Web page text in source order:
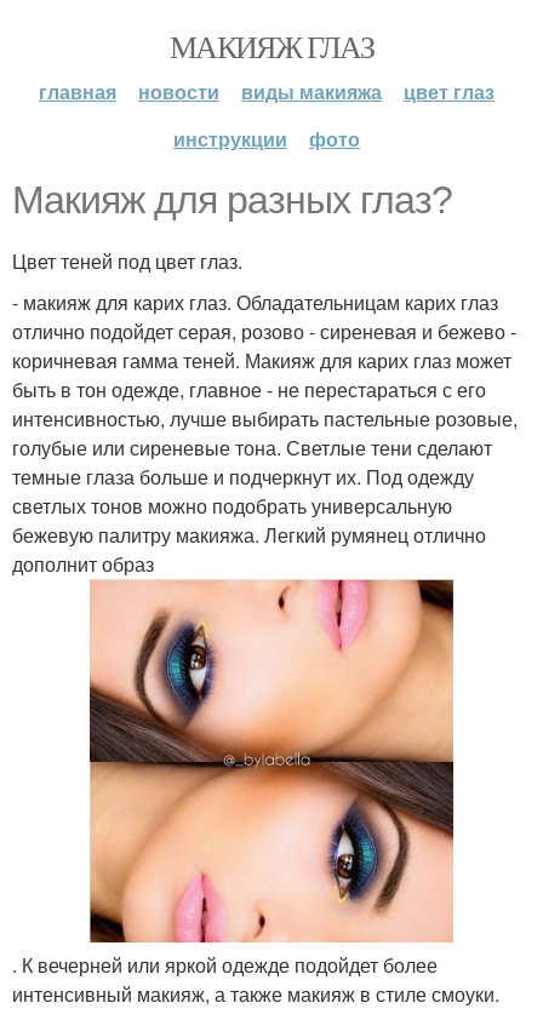
МАКИЯЖ ГЛАЗ
главная новости виды макияжа
цвет глаз
инструкции
фото
Макияж для разных глаз?
Цвет теней под цвет глаз.
- макияж для карих глаз. Обладательницам карих глаз
отлично подойдет серая, розово - сиреневая и бежево -
коричневая гамма теней. Макияж для карих глаз может
быть в тон одежде, главное - не перестараться с его
интенсивностью, лучше выбирать пастельные розовые,
голубые или сиреневые тона. Светлые тени сделают
темные глаза больше и подчеркнут их. Под одежду
светлых тонов можно подобрать универсальную
бежевую палитру макияжа. Легкий румянец отлично
дополнит образ
. К вечерней или яркой одежде подойдет более
интенсивный макияж, а также макияж в стиле смоуки.